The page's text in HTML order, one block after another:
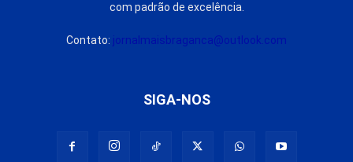
com padrão de excelência.
Contato: jornalmaisbraganca@outlook.com
SIGA-NOS